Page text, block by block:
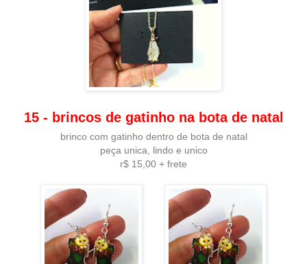
15 - brincos de gatinho na bota de natal
brinco com gatinho dentro de bota de natal
peça unica, lindo e unico
r$ 15,00 + frete